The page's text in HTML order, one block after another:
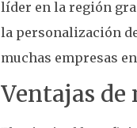
líder en la región
la personalización
muchas empresas
Ventajas